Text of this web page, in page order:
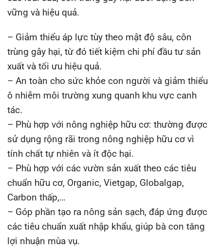
vững và hiệu quả.
– Giảm thiểu áp lực tùy theo mật độ sâu, côn
trùng gây hại, từ đó tiết kiệm chi phí đầu tư sản
xuất và tối ưu hiệu quả.
– An toàn cho sức khỏe con người và giảm thiểu
ô nhiễm môi trường xung quanh khu vực canh
tác.
– Phù hợp với nông nghiệp hữu cơ: thường được
sử dụng rộng rãi trong nông nghiệp hữu cơ vì
tính chất tự nhiên và ít độc hại.
– Phù hợp với các vườn sản xuất theo các tiêu
chuẩn hữu cơ, Organic, Vietgap, Globalgap,
Carbon thấp,…
– Góp phần tạo ra nông sản sạch, đáp ứng được
các tiêu chuẩn xuất nhập khẩu, giúp bà con tăng
lợi nhuận mùa vụ.